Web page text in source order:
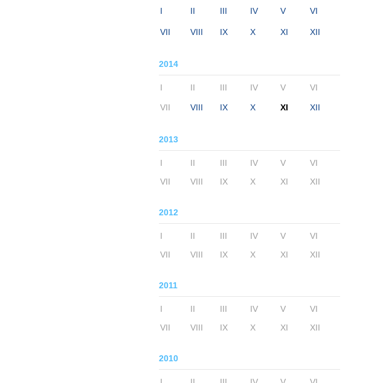
I II III IV V VI
VII VIII IX X XI XII
2014
I II III IV V VI
VII VIII IX X XI XII
2013
I II III IV V
VI
VII
VIII IX X XI XII
2012
I II III IV V
VI
VII
VIII IX X XI XII
2011
I II III IV V
VI
VII
VIII IX X XI XII
2010